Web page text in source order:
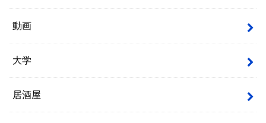
動画
大学
居酒屋